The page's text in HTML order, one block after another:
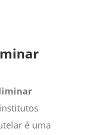
é uma